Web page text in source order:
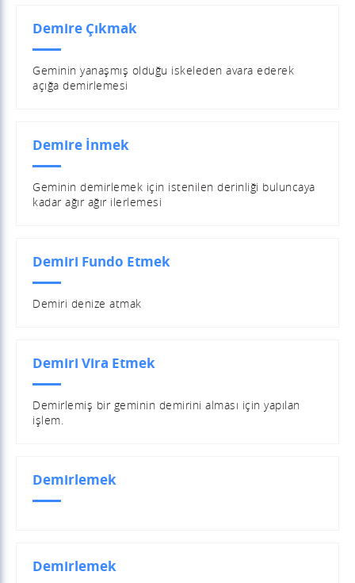
Demire Çıkmak
Geminin yanaşmış olduğu iskeleden avara ederek
açığa demirlemesi
Demire İnmek
Geminin demirlemek için istenilen derinliği buluncaya
kadar ağır ağır ilerlemesi
Demiri Fundo Etmek
Demiri denize atmak
Demiri Vira Etmek
Demirlemiş bir geminin demirini alması için yapılan
işlem.
Demirlemek
Demirlemek